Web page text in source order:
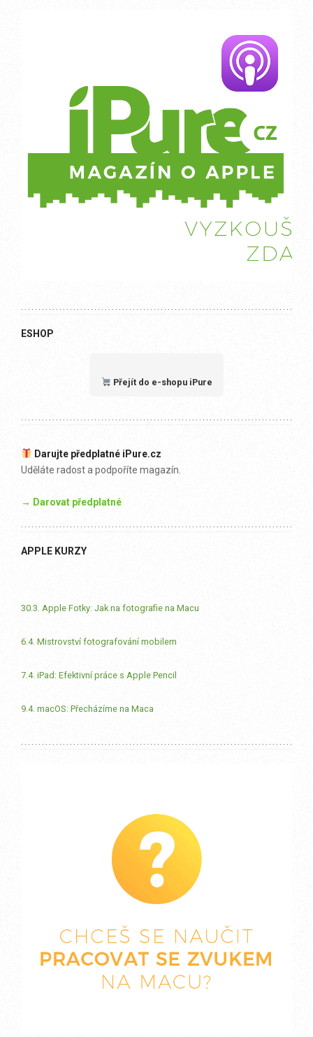
ESHOP
Přejít do e-shopu iPure
Darujte předplatné iPure.cz
Uděláte radost a podpoříte magazín.
→ Darovat předplatné
APPLE KURZY
30.3. Apple Fotky: Jak na fotografie na Macu
6.4. Mistrovství fotografování mobilem
7.4. iPad: Efektivní práce s Apple Pencil
9.4. macOS: Přecházíme na Maca